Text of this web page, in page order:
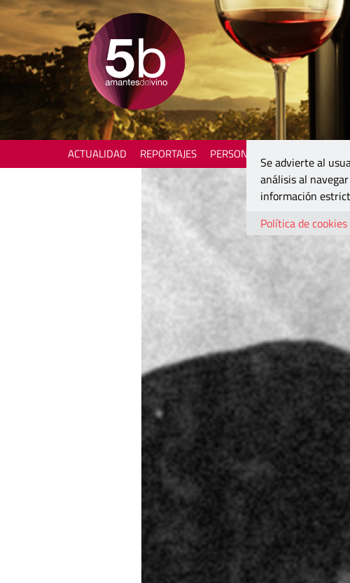
ACTUALIDAD REPORTAJES PERSONAJES
Se advierte al
análisis al
información
Política de cookies